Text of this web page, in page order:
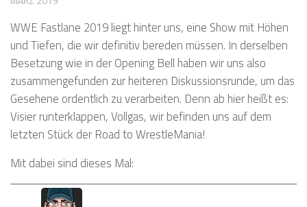
WWE Fastlane 2019 liegt hinter uns, eine Show mit Höhen
und Tiefen, die wir definitiv bereden müssen. In derselben
Besetzung wie in der Opening Bell haben wir uns also
zusammengefunden zur heiteren Diskussionsrunde, um das
Gesehene ordentlich zu verarbeiten. Denn ab hier heißt es:
Visier runterklappen, Vollgas, wir befinden uns auf dem
letzten Stück der Road to WrestleMania!
Mit dabei sind dieses Mal: